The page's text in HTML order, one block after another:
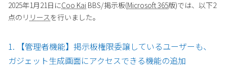
CASE STUDY
COMPANY
2025年1月21日にCoo Kai BBS/掲示板(Microsoft 365版)では、以下2
点のリ リースを行いました。
1. 【管理者機能】掲示板権限委譲しているユーザーも、
ガジェット生成画面にアクセスできる機能の追加